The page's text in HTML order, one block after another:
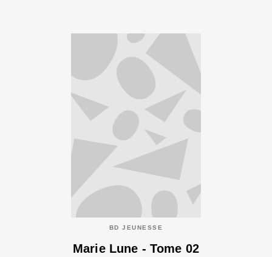
BD JEUNESSE
Marie Lune - Tome 02